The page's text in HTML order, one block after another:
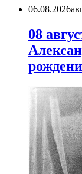
06.08.2026
08